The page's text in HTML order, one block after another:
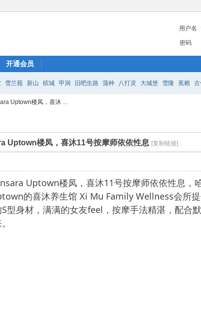
用户名
密码
开通会员
雪兰莪 新山 槟城 甲洞 旧吧生路 蒲种 八打灵 大城堡 雪隆 蕉赖
Uptown楼凤，喜沐 ...
Uptown楼凤，喜沐11号按摩师依依性息 [复制链接]
Uptown楼凤，喜沐11号按摩师依依性息，
的喜沐养生馆 Xi Mu Family Wellness会所
型身材，满满的女友feel，按摩手法精湛，配合